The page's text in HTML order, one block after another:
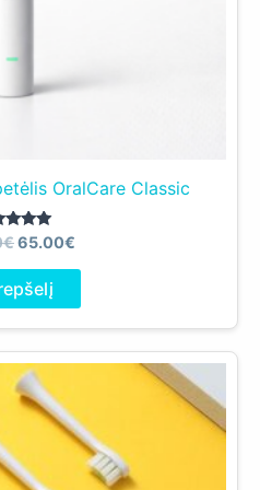
OralCare Classic
iš 5
€Original
was:
80.00€.
65.00€